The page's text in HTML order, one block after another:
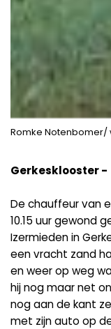
Romke Notenbomer/
Gerkesklooster -
De chauffeur van
10.15 uur gewond
Izermieden in
een vracht zand
en weer op weg
hij nog maar net
nog aan de kant
met zijn auto op